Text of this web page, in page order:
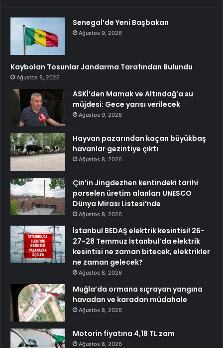
Senegal’de Yeni Başbakan
Ağustos 9, 2026
Kaybolan Tosunlar Jandarma Tarafından Bulundu
Ağustos 9, 2026
ASKİ’den Mamak ve Altındağ’a su
müjdesi: Gece yarısı verilecek
Ağustos 9, 2026
Hayvan pazarından kaçan büyükbaş
havanlar gezintiye çıktı
Ağustos 8, 2026
Çin’in Jingdezhen kentindeki tarihi
porselen üretim alanları UNESCO
Dünya Mirası Listesi’nde
Ağustos 8, 2026
İstanbul BEDAŞ elektrik kesintisi! 26-
27-28 Temmuz İstanbul’da elektrik
kesintisi ne zaman bitecek, elektrikler
ne zaman gelecek?
Ağustos 8, 2026
Muğla’da ormana sıçrayan yangına
havadan ve karadan müdahale
Ağustos 8, 2026
Motorin fiyatına 4,18 TL zam
Ağustos 8, 2026